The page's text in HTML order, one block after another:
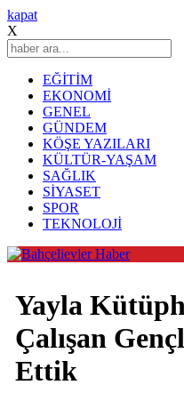
kapat
X
EĞİTİM
EKONOMİ
GENEL
GÜNDEM
KÖŞE YAZILARI
KÜLTÜR-YAŞAM
SAĞLIK
SİYASET
SPOR
TEKNOLOJİ
Yayla
Çalışan
Ettik